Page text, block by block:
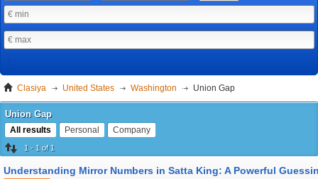
Clasiya United States Washington Union Gap
Union Gap
All results Personal Company
1 - 1 of 1